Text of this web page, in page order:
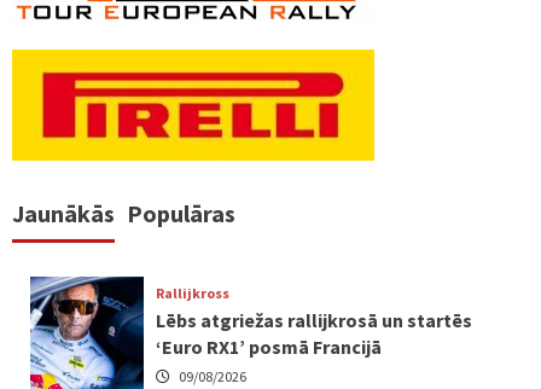
Jaunākās Populāras
Rallijkross
Lēbs atgriežas rallijkrosā un startēs
‘Euro RX1’ posmā Francijā
09/08/2026